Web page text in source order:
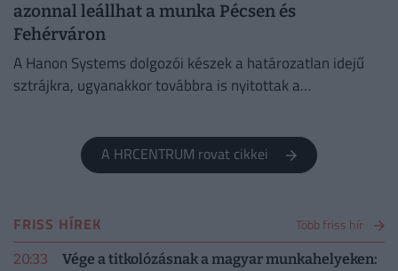
azonnal leállhat a munka Pécsen és
Fehérváron
A Hanon Systems dolgozói készek a határozatlan idejű
sztrájkra, ugyanakkor továbbra is nyitottak a
A HRCENTRUM rovat cikkei
FRISS HÍREK Több friss hír
20:33
Vége a titkolózásnak a magyar munkahelyeken: